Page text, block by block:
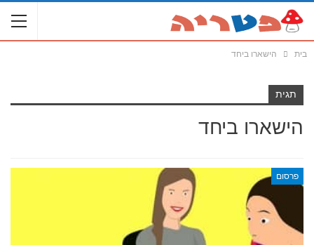
בית הישארו ביחד
תגית
הישארו ביחד
פרסום